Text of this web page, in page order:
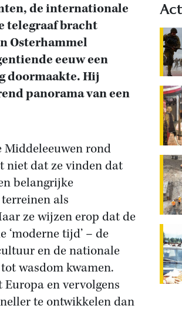
de internationale
telegraaf bracht
Osterhammel
eeuw een
doormaakte. Hij
panorama van een
rond
niet dat ze vinden dat
belangrijke
als
ze wijzen erop dat de
tijd’ – de
en de nationale
wasdom kwamen.
Europa en vervolgens
te ontwikkelen dan